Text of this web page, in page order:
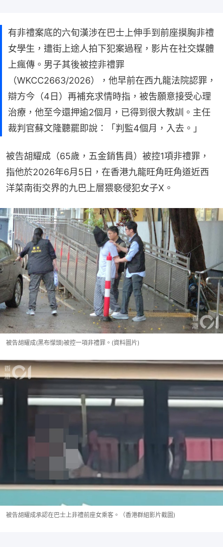
有非禮案底的六旬漢涉在巴士上伸手到前座摸胸非禮
女學生，遭街上途人拍下犯案過程，影片在社交媒體
上瘋傳。男子其後被控非禮罪
（WKCC2663/2026），他早前在西九龍法院認罪，
辯方今（4日）再補充求情時指，被吿願意接受心理
治療，他至今還押逾2個月，已得到很大教訓。主任
裁判官蘇文隆聽罷即說：「判監4個月，入去。」
被告胡耀成（65歲，五金銷售員）被控1項非禮罪，
指他於2026年6月5日，在香港九龍旺角旺角道近西
洋菜南街交界的九巴上層猥褻侵犯女子X。
被告胡耀成(黑布懞頭)被控一項非禮罪。(資料圖片)
被告胡耀成承認在巴士上非禮前座女乘客。（香港群組影片截圖)